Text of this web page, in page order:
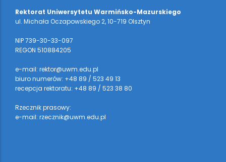
Rektorat Uniwersytetu Warmińsko-Mazurskiego
ul. Michała Oczapowskiego 2, 10-719 Olsztyn
NIP 739-30-33-097
REGON 510884205
e-mail: rektor@uwm.edu.pl
biuro numerów: +48 89 / 523 49 13
recepcja rektoratu: +48 89 / 523 38 80
Rzecznik prasowy:
e-mail: rzecznik@uwm.edu.pl